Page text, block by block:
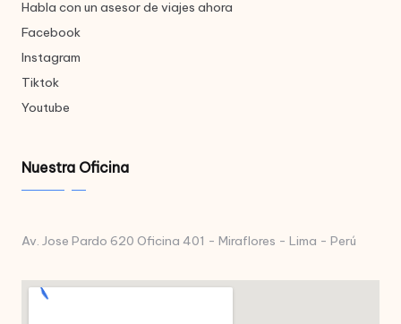
Habla con un asesor de viajes ahora
Facebook
Instagram
Tiktok
Youtube
Nuestra Oficina
Av. Jose Pardo 620 Oficina 401 - Miraflores - Lima - Perú